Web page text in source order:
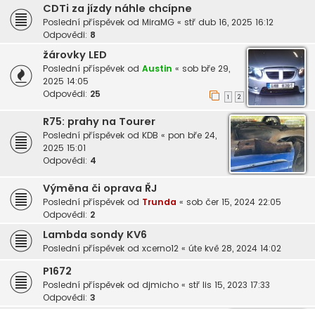
CDTi za jízdy náhle chcípne
Poslední příspěvek od MiraMG « stř dub 16, 2025 16:12
Odpovědi: 8
žárovky LED
Poslední příspěvek od Austin « sob bře 29,
2025 14:05
Odpovědi: 25 1 2
R75: prahy na Tourer
Poslední příspěvek od KDB « pon bře 24,
2025 15:01
Odpovědi: 4
Výměna či oprava ŘJ
Poslední příspěvek od Trunda « sob čer 15, 2024 22:05
Odpovědi: 2
Lambda sondy KV6
Poslední příspěvek od xcerno12 « úte kvě 28, 2024 14:02
P1672
Poslední příspěvek od djmicho « stř lis 15, 2023 17:33
Odpovědi: 3